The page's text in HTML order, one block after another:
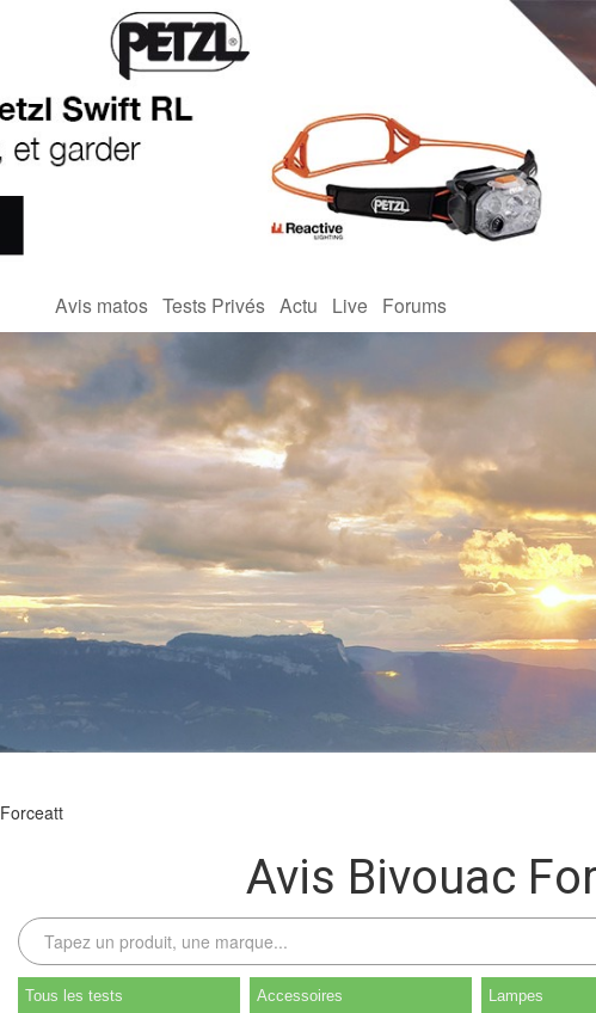
Avis matos Tests Privés Actu Live Forums
Forceatt
Avis Bivouac
Tous les tests Accessoires Lampes